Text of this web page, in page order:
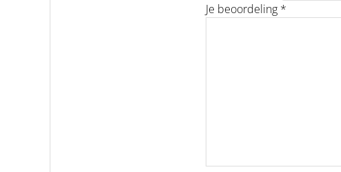
Je beoordeling *